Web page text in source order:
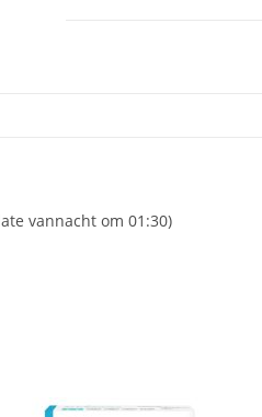
vannacht om 01:30)